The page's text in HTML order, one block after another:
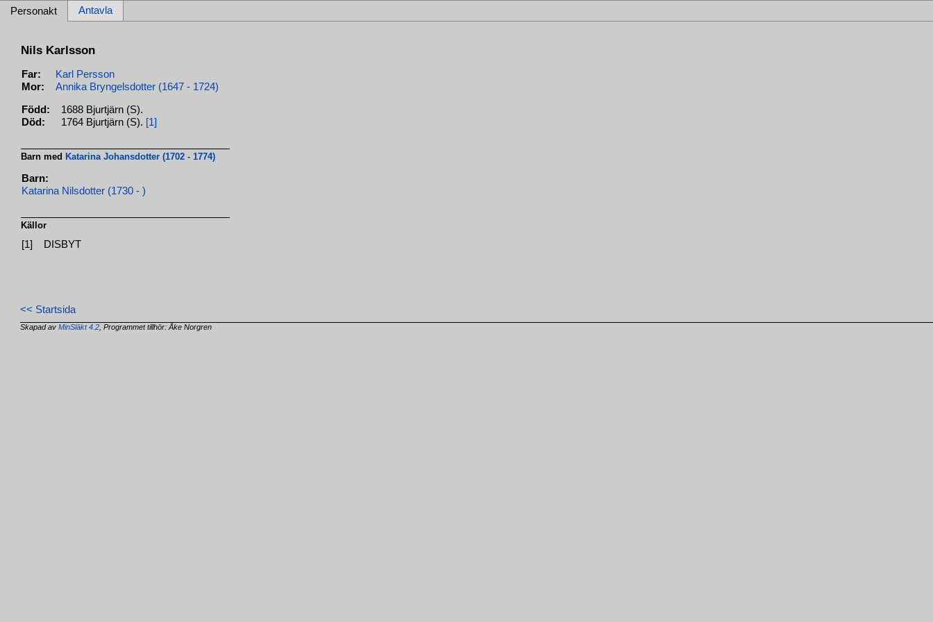
Personakt Antavla
Nils Karlsson
Far:
Karl Persson
Mor:
Annika Bryngelsdotter (1647 - 1724)
Född:
1688 Bjurtjärn (S).
Död:
1764 Bjurtjärn (S). [1]
Barn med Katarina Johansdotter (1702 - 1774)
Barn:
Katarina Nilsdotter (1730 - )
Källor
[1] DISBYT
<< Startsida
Skapad avMinSläkt 4.2 , Programmet tillhör: Åke Norgren